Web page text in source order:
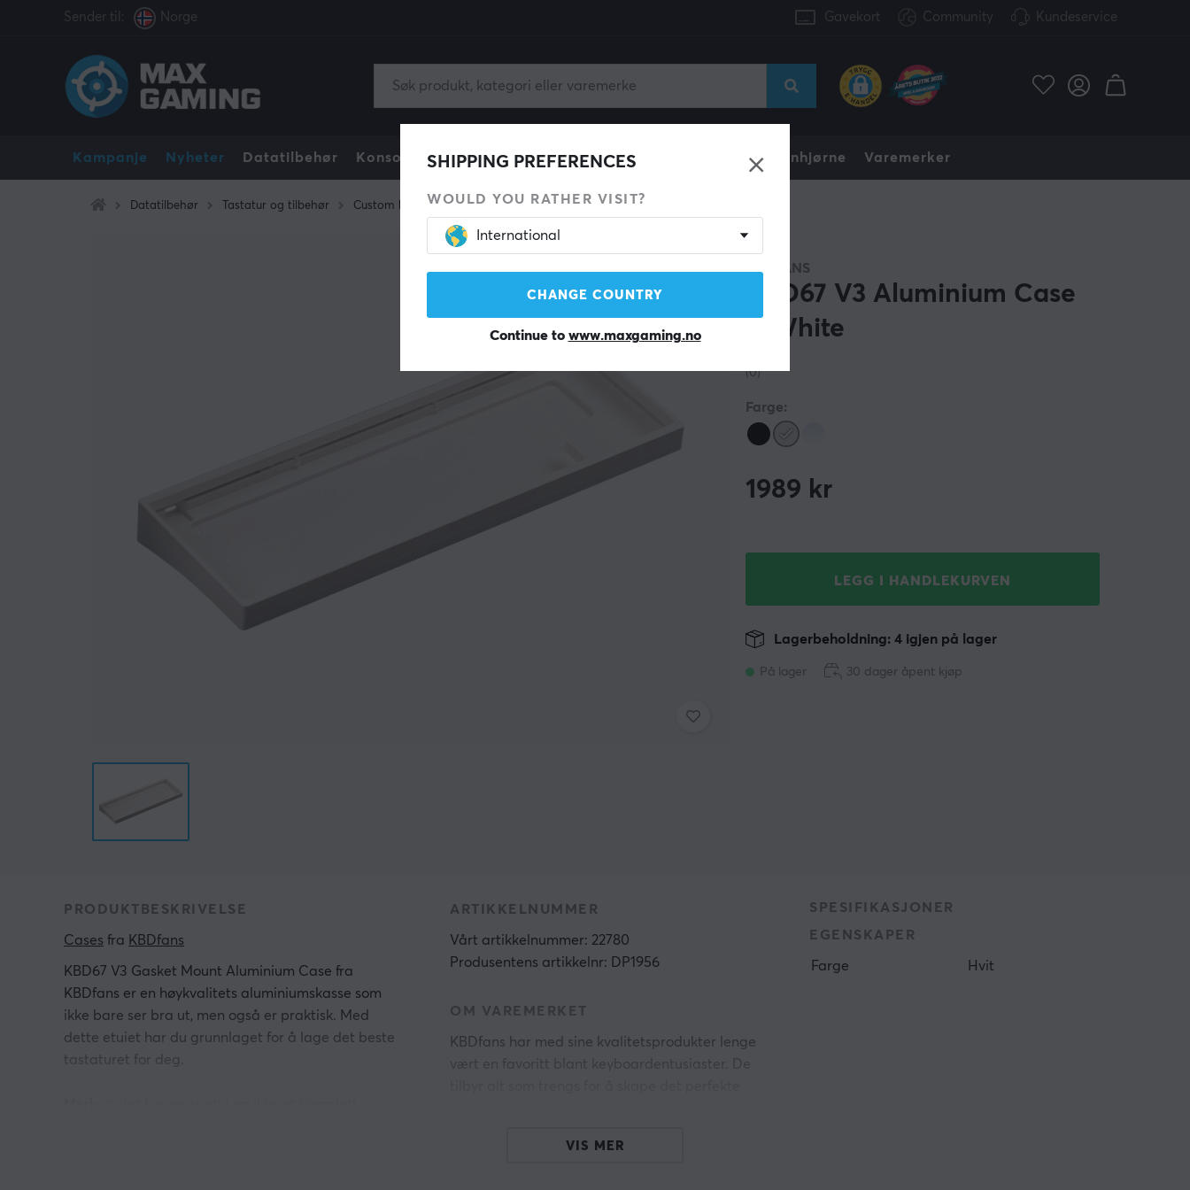
Sender til: Norge Gavekort Community Kundeservice
Kampanje Nyheter Datatilbehør Konsoll Gamingstol Mobiltilbehør Funnhjørne Varemerker
SHIPPING PREFERENCES
WOULD YOU RATHER VISIT?
International
CHANGE COUNTRY
Continue to www.maxgaming.no
Datatilbehør Tastatur og tilbehør Custom keyboard Cases
KBDFANS
KBD67 V3 Aluminium Case
E-White
(0)
Farge:
1989 kr
LEGG I HANDLEKURVEN
På lager
Lagerbeholdning: 4 igjen på lager
30 dager åpent kjøp
PRODUKTBESKRIVELSE
Cases fra KBDfans
KBD67 V3 Gasket Mount Aluminium Case fra
KBDfans er en høykvalitets aluminiumskasse som
ikke bare ser bra ut, men også er praktisk. Med
dette etuiet har du grunnlaget for å lage det beste
tastaturet for deg.
ARTIKKELNUMMER
Vårt artikkelnummer: 22780
Produsentens artikkelnr: DP1956
OM VAREMERKET
KBDfans har med sine kvalitetsprodukter lenge
SPESIFIKASJONER
EGENSKAPER
Farge Hvit
VIS MER